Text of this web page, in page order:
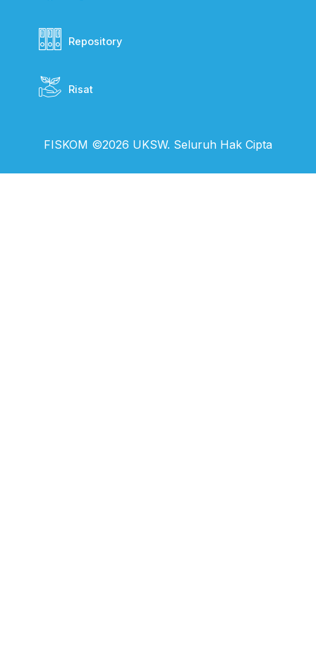
Repository
Risat
FISKOM ©2026 UKSW. Seluruh Hak Cipta